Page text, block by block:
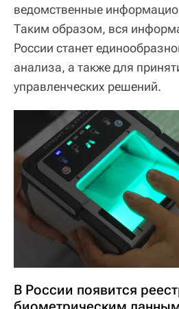
ведомственные
Таким образом, вся
России станет
анализа, а также для
управленческих решений.
В России появится